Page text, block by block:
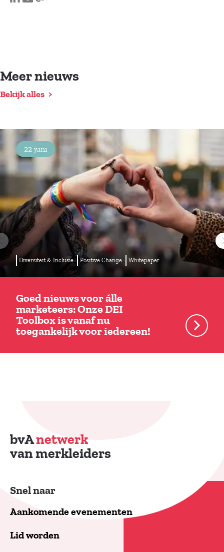
Meer nieuws
Bekijk alles
22 juni
Diversiteit & Inclusie Positive Change Whitepaper
Goed nieuws voor álle
marketeers: Onze DEI
Toolbox is vanaf nu
toegankelijk voor iedereen!
bvAnetwerk
van merkleiders
Snel naar
Aankomende evenementen
Lid worden